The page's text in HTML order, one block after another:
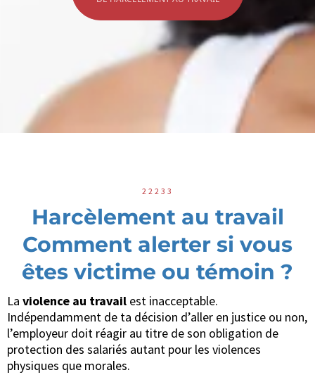
22233
Harcèlement au travail
Comment alerter si vous
êtes victime ou témoin ?
La violence au travail est inacceptable.
Indépendamment de ta décision d’aller en justice ou non,
l’employeur doit réagir au titre de son obligation de
protection des salariés autant pour les violences
physiques que morales.